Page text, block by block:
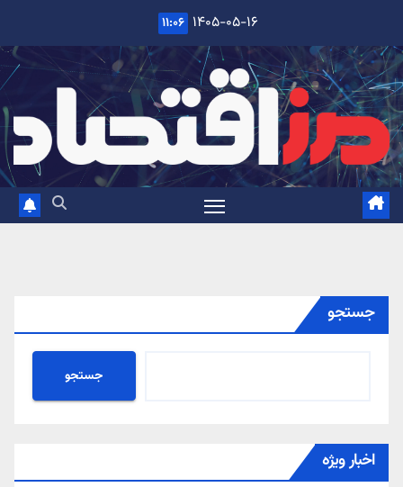
content
۱۴۰۵-۰۵-۱۶ ۱۱:۰۶
جستجو
جستجو
اخبار ویژه